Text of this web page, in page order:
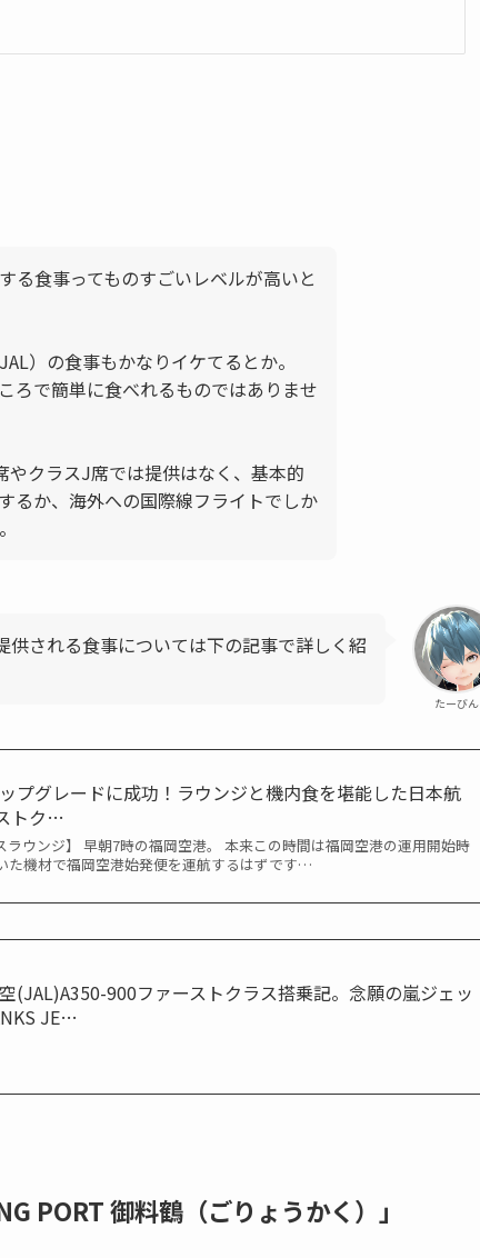
る食事ってものすごいレベルが高いと
）の食事もかなりイケてるとか。
ろで簡単に食べれるものではありませ
やクラスJ席では提供はなく、基本的
るか、海外への国際線フライトでしか
たーびん
供される食事については下の記事で詳しく紹
プグレードに成功！ラウンジと機内食を堪能した日本航
トク…
ラウンジ】 早朝7時の福岡空港。 本来この時間は福岡空港の運用開始時
た機材で福岡空港始発便を運航するはずです…
(JAL)A350-900ファーストクラス搭乗記。念願の嵐ジェッ
JE…
PORT 御料鶴（ごりょうかく）」